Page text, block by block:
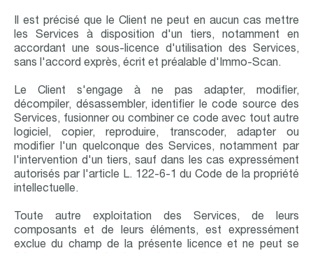
Il est précisé que le Client ne peut en aucun cas mettre
les Services à disposition d'un tiers, notamment en
accordant une sous-licence d'utilisation des Services,
sans l'accord exprès, écrit et préalable d'Immo-Scan.
Le Client s'engage à ne pas adapter, modifier,
décompiler, désassembler, identifier le code source des
Services, fusionner ou combiner ce code avec tout autre
logiciel, copier, reproduire, transcoder, adapter ou
modifier l'un quelconque des Services, notamment par
l'intervention d'un tiers, sauf dans les cas expressément
autorisés par l'article L. 122-6-1 du Code de la propriété
intellectuelle.
Toute autre exploitation des Services, de leurs
composants et de leurs éléments, est expressément
exclue du champ de la présente licence et ne peut se